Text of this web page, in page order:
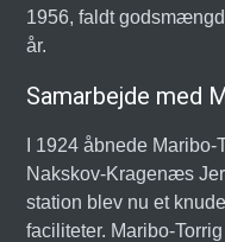
1956, faldt
år.
Samarbejde med
I 1924 åbnede
Nakskov-Kragenæs
station blev nu et
faciliteter. Maribo-